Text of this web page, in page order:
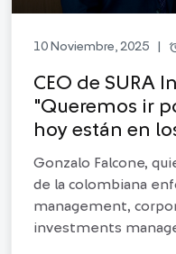
10 Noviembre, 2025
CEO de SURA
"Queremos ir
hoy están en
Gonzalo Falcone,
de la colombiana
management,
investments